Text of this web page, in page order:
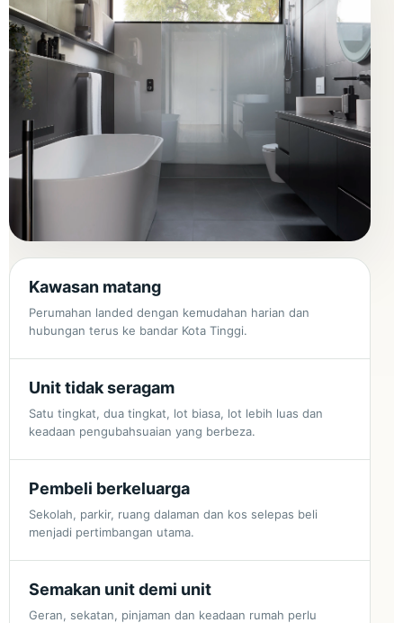
Kawasan matang
Perumahan landed dengan kemudahan harian dan
hubungan terus ke bandar Kota Tinggi.
Unit tidak seragam
Satu tingkat, dua tingkat, lot biasa, lot lebih luas dan
keadaan pengubahsuaian yang berbeza.
Pembeli berkeluarga
Sekolah, parkir, ruang dalaman dan kos selepas beli
menjadi pertimbangan utama.
Semakan unit demi unit
Geran, sekatan, pinjaman dan keadaan rumah perlu